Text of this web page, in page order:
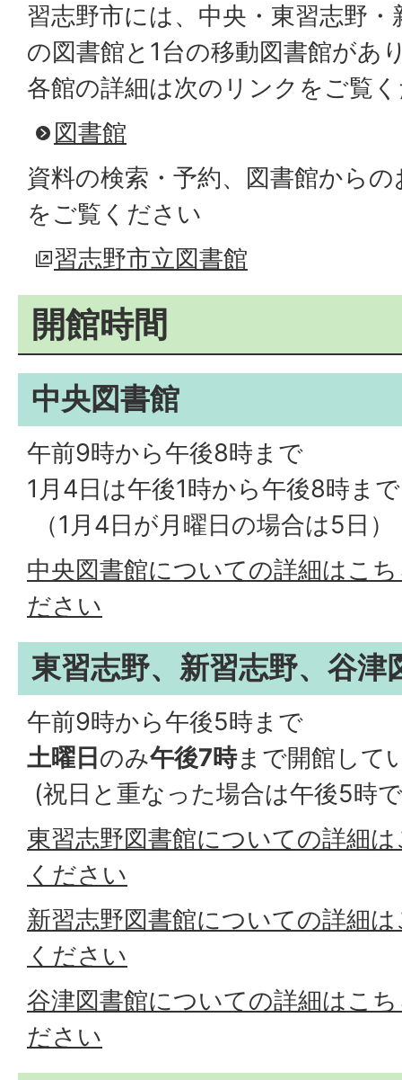
習志野市には、中央・東習志野
の図書館と1台の移動図書館があ
各館の詳細は次のリンクをご覧
図書館
資料の検索・予約、図書館から
をご覧ください
習志野市立図書館
開館時間
中央図書館
午前9時から午後8時まで
1月4日は午後1時から午後8時まで
（1月4日が月曜日の場合は5日）
中央図書館についての詳細はこ
ださい
東習志野、新習志野、谷津
午前9時から午後5時まで
土曜日のみ午後7時まで開館して
(祝日と重なった場合は午後5時
東習志野図書館についての詳細
ください
新習志野図書館についての詳細
ください
谷津図書館についての詳細はこ
ださい